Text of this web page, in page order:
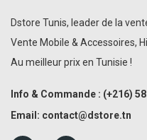
Dstore Tunis, leader de la
Vente Mobile & Accessoires,
Au meilleur prix en Tunisie !
Info & Commande : (+216)
Email: contact@dstore.tn